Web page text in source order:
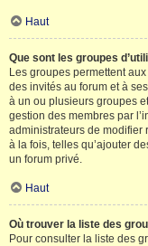
Haut
Que sont les groupes
Les groupes permettent
des invités au forum et à
à un ou plusieurs groupes
gestion des membres par
administrateurs de modifier
à la fois, telles qu’ajouter
un forum privé.
Haut
Où trouver la liste des
Pour consulter la liste des